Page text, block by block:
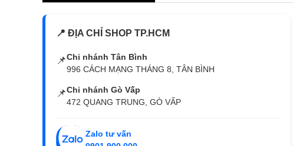
📍 ĐỊA CHỈ SHOP TP.HCM
📌Chi nhánh Tân Bình
996 CÁCH MẠNG THÁNG 8, TÂN BÌNH
📌Chi nhánh Gò Vấp
472 QUANG TRUNG, GÒ VẤP
Zalo tư vấn